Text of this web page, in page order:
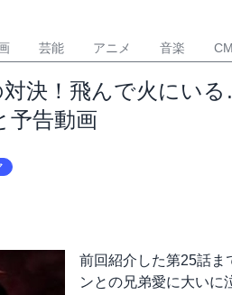
芸能 アニメ 音楽 CM
決！飛んで火にい
予告動画
前回紹介した第25話ま
ンとの兄弟愛に大いに